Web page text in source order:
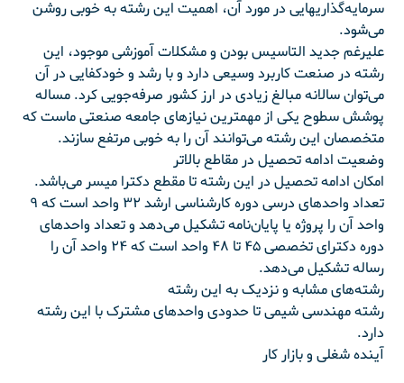
سرمایه‌گذاریهایی در مورد آن، اهمیت این رشته به خوبی روشن
می‌شود.
علیرغم جدید التاسیس بودن و مشکلات آموزشی موجود، این
رشته در صنعت کاربرد وسیعی دارد و با رشد و خودکفایی در آن
می‌توان سالانه مبالغ زیادی در ارز کشور صرفه‌جویی کرد. مساله
پوشش سطوح یکی از مهمترین نیازهای جامعه صنعتی ماست که
متخصصان این رشته می‌توانند آن را به خوبی مرتفع سازند.
وضعیت ادامه تحصیل در مقاطع بالاتر
امکان ادامه تحصیل در این رشته تا مقطع دکترا میسر می‌باشد.
تعداد واحدهای درسی دوره کارشناسی ارشد ۳۲ واحد است که ۹
واحد آن را پروژه یا پایان‌نامه تشکیل می‌دهد و تعداد واحدهای
دوره دکترای تخصصی ۴۵ تا ۴۸ واحد است که ۲۴ واحد آن را
رساله تشکیل می‌دهد.
رشته‌های مشابه و نزدیک به این رشته
رشته مهندسی شیمی تا حدودی واحدهای مشترک با این رشته
دارد.
آینده شغلی و بازار کار